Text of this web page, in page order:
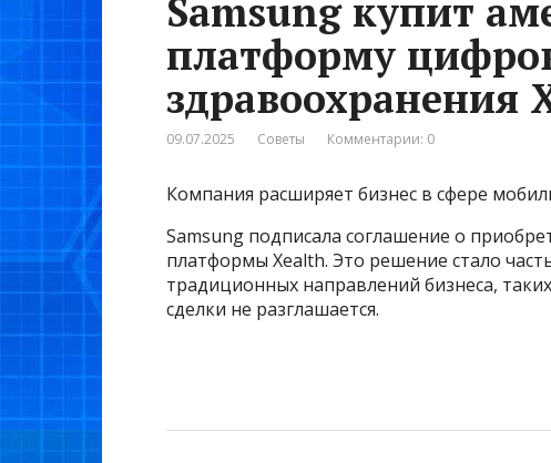
Samsung купит
платформу
здравоохранения
09.07.2025 Советы Комментарии: 0
Компания расширяет бизнес в сфере
Samsung подписала соглашение о
платформы Xealth. Это решение стало
традиционных направлений бизнеса,
сделки не разглашается.